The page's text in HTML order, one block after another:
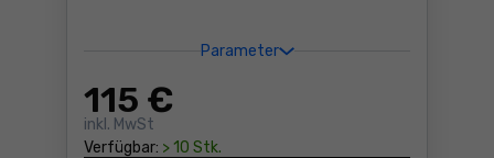
Parameter
115 €
inkl. MwSt
Verfügbar: > 10 Stk.